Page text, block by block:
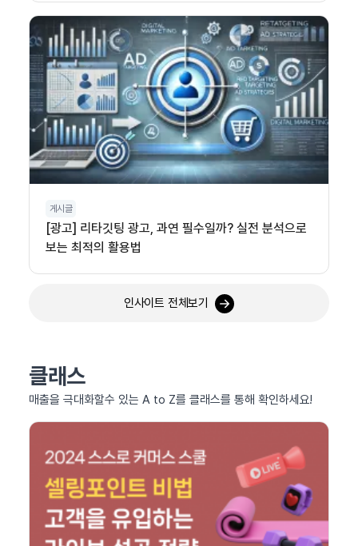
게시글
[광고] 리타깃팅 광고, 과연 필수일까? 실전 분석으로
보는 최적의 활용법
인사이트 전체보기
클래스
매출을 극대화할수 있는 A to Z를 클래스를 통해 확인하세요!